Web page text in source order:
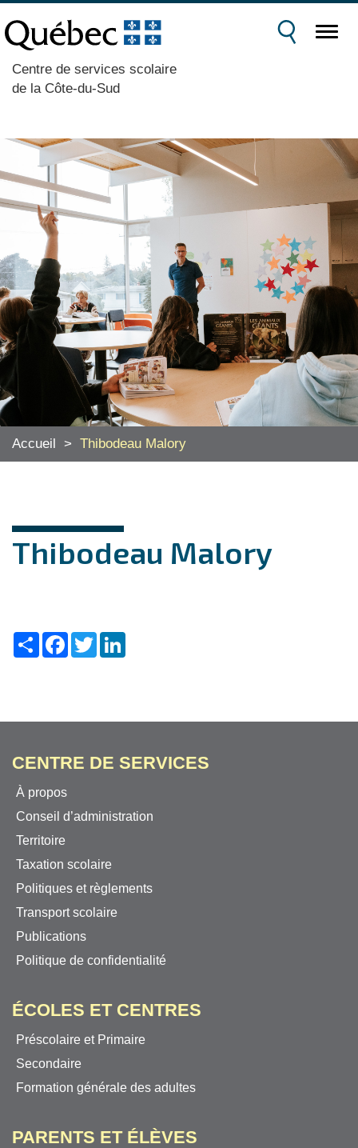
Centre de services scolaire
de la Côte-du-Sud
Accueil > Thibodeau Malory
Thibodeau Malory
ShareFacebook
Twitter
CENTRE DE SERVICES
À propos
Conseil d’administration
Territoire
Taxation scolaire
Politiques et règlements
Transport scolaire
Publications
Politique de confidentialité
ÉCOLES ET CENTRES
Préscolaire et Primaire
Secondaire
Formation générale des adultes
PARENTS ET ÉLÈVES